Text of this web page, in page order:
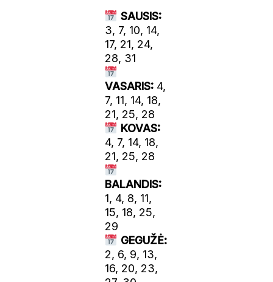
SAUSIS:
3, 7, 10, 14,
17, 21, 24,
28, 31
VASARIS: 4,
7, 11, 14, 18,
21, 25, 28
KOVAS:
4, 7, 14, 18,
21, 25, 28
BALANDIS:
1, 4, 8, 11,
15, 18, 25,
29
GEGUŽĖ:
2, 6, 9, 13,
16, 20, 23,